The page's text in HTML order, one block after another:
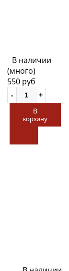
В наличии
(много)
550 руб
В
корзину